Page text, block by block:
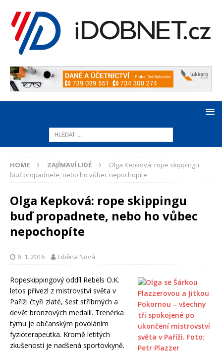
HOME ZAJÍMAVÍ LIDÉ
Olga Kepková: rope skippingu
buď propadnete, nebo ho vůbec nepochopíte
Olga Kepková: rope skippingu
buď propadnete, nebo ho vůbec
nepochopíte
8. 1. 2016 Liběna Nová
Ropeskippingový oddíl Rebels O.K.
letos přivezl z mistrovství světa v
Paříži čtyři zlaté, šest stříbrných a
devět bronzových medailí. Trenérka
týmu je občanským povoláním
fyzioterapeutka. Kromě letitých
zkušeností je nadšená sportovkyně.